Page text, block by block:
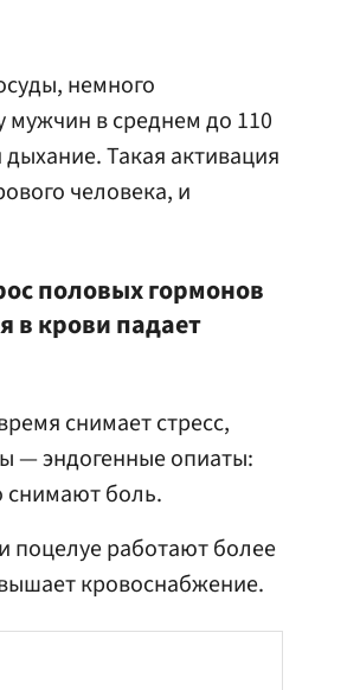
немного
мужчин в среднем до 110
Такая активация
человека, и
половых гормонов
в крови падает
снимает стресс,
— эндогенные опиаты:
снимают боль.
поцелуе работают более
кровоснабжение.